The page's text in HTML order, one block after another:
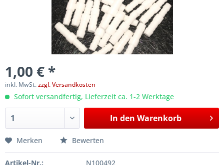
1,00 € *
inkl. MwSt.zzgl. Versandkosten
Sofort versandfertig, Lieferzeit ca. 1-2 Werktage
In den Warenkorb
Merken Bewerten
Artikel-Nr.: N100492